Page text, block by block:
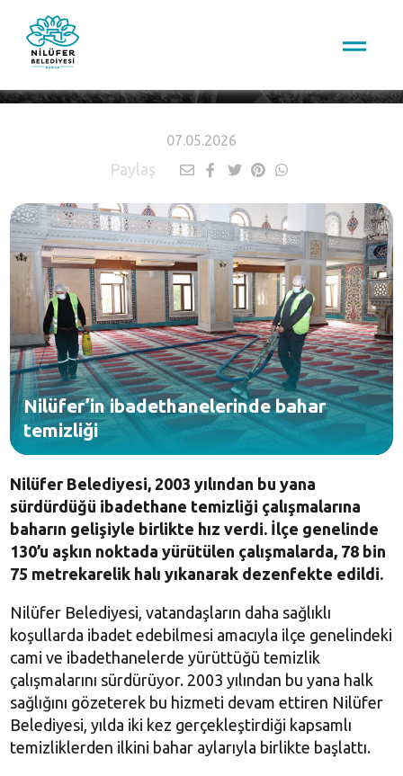
07.05.2026
Paylaş
Nilüfer’in ibadethanelerinde bahar
temizliği
Nilüfer Belediyesi, 2003 yılından bu yana
sürdürdüğü ibadethane temizliği çalışmalarına
baharın gelişiyle birlikte hız verdi. İlçe genelinde
130’u aşkın noktada yürütülen çalışmalarda, 78 bin
75 metrekarelik halı yıkanarak dezenfekte edildi.
Nilüfer Belediyesi, vatandaşların daha sağlıklı
koşullarda ibadet edebilmesi amacıyla ilçe genelindeki
cami ve ibadethanelerde yürüttüğü temizlik
çalışmalarını sürdürüyor. 2003 yılından bu yana halk
sağlığını gözeterek bu hizmeti devam ettiren Nilüfer
Belediyesi, yılda iki kez gerçekleştirdiği kapsamlı
temizliklerden ilkini bahar aylarıyla birlikte başlattı.